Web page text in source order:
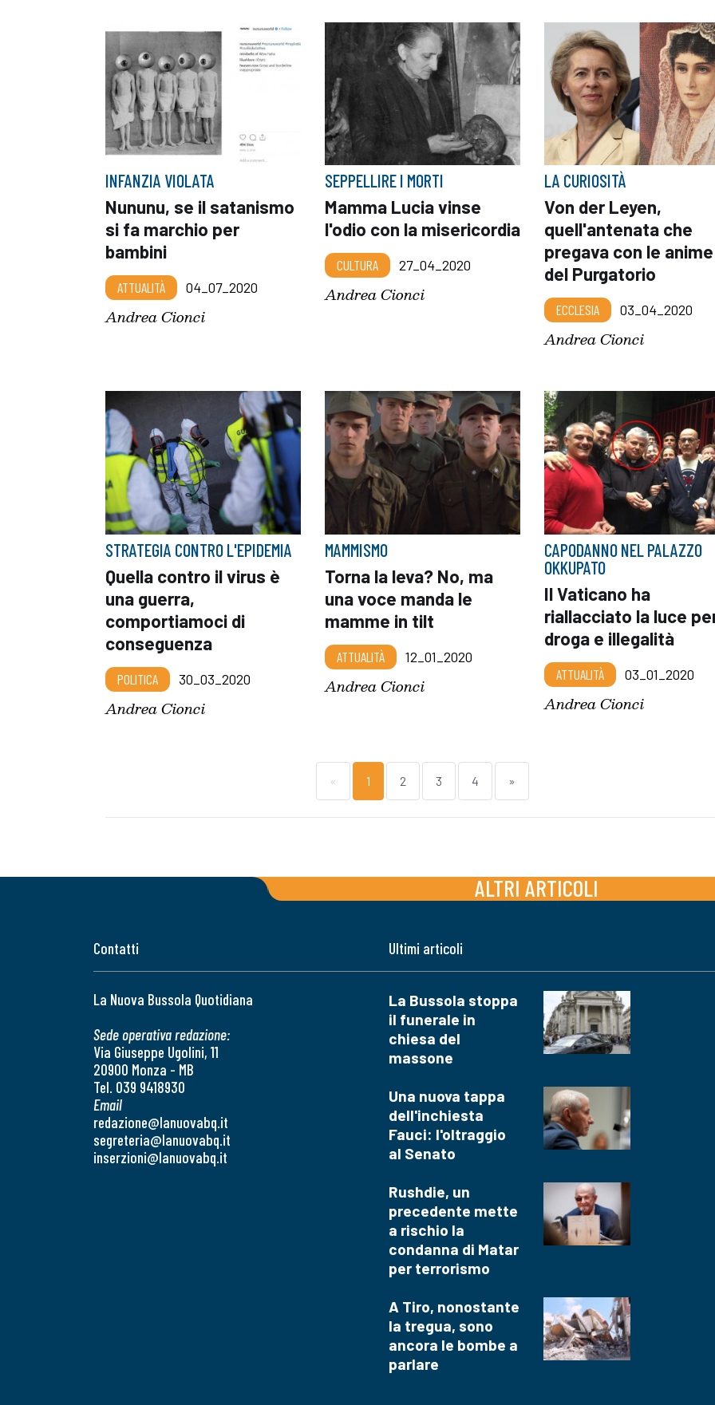
INFANZIA VIOLATA
Nununu, se il satanismo
si fa marchio per
bambini
ATTUALITÀ 04_07_2020
Andrea Cionci
SEPPELLIRE I MORTI
Mamma Lucia vinse
l'odio con la misericordia
CULTURA 27_04_2020
Andrea Cionci
LA CURIOSITÀ
Von der Leyen,
quell'antenata che
pregava con le anime
del Purgatorio
ECCLESIA 03_04_2020
Andrea Cionci
STRATEGIA CONTRO L'EPIDEMIA
Quella contro il virus è
una guerra,
comportiamoci di
conseguenza
POLITICA 30_03_2020
Andrea Cionci
MAMMISMO
Torna la leva? No, ma
una voce manda le
mamme in tilt
ATTUALITÀ 12_01_2020
Andrea Cionci
CAPODANNO NEL PALAZZO
OKKUPATO
Il Vaticano ha
riallacciato la luce
droga e illegalità
ATTUALITÀ 03_01_2020
Andrea Cionci
« 1 2 3 4 »
ALTRI ARTICOLI
Contatti
La Nuova Bussola Quotidiana
Sede operativa redazione:
Via Giuseppe Ugolini, 11
20900 Monza - MB
Tel. 039 9418930
Email
redazione@lanuovabq.it
segreteria@lanuovabq.it
inserzioni@lanuovabq.it
Ultimi articoli
La Bussola stoppa
il funerale in
chiesa del
massone
Una nuova tappa
dell'inchiesta
Fauci: l'oltraggio
al Senato
Rushdie, un
precedente mette
a rischio la
condanna di Matar
per terrorismo
A Tiro, nonostante
la tregua, sono
ancora le bombe a
parlare